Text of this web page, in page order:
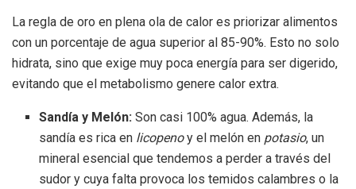
La regla de oro en plena ola de calor es priorizar alimentos
con un porcentaje de agua superior al 85-90%. Esto no solo
hidrata, sino que exige muy poca energía para ser digerido,
evitando que el metabolismo genere calor extra.
Sandía y Melón: Son casi 100% agua. Además, la
sandía es rica en licopenoy el melón en potasio, un
mineral esencial que tendemos a perder a través del
sudor y cuya falta provoca los temidos calambres o la